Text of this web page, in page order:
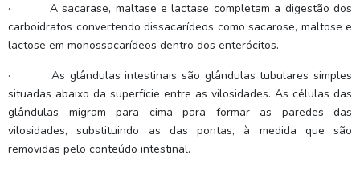
· A sacarase, maltase e lactase completam a digestão dos
carboidratos convertendo dissacarídeos como sacarose, maltose e
lactose em monossacarídeos dentro dos enterócitos.
· As glândulas intestinais são glândulas tubulares simples
situadas abaixo da superfície entre as vilosidades. As células das
glândulas migram para cima para formar as paredes das
vilosidades, substituindo as das pontas, à medida que são
removidas pelo conteúdo intestinal.